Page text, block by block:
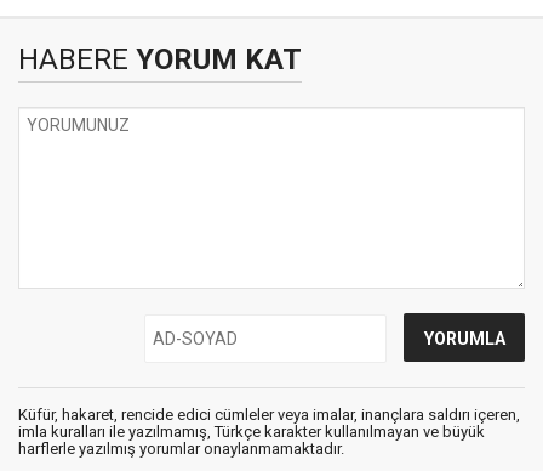
HABERE YORUM KAT
Küfür, hakaret, rencide edici cümleler veya imalar, inançlara saldırı içeren,
imla kuralları ile yazılmamış, Türkçe karakter kullanılmayan ve büyük
harflerle yazılmış yorumlar onaylanmamaktadır.